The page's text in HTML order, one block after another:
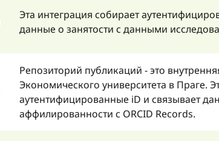
Эта интеграция собирает
данные о занятости с данными
Репозиторий публикаций - это
Экономического университета в Праге.
аутентифицированные iD и связывает
аффилированности с ORCID Records.